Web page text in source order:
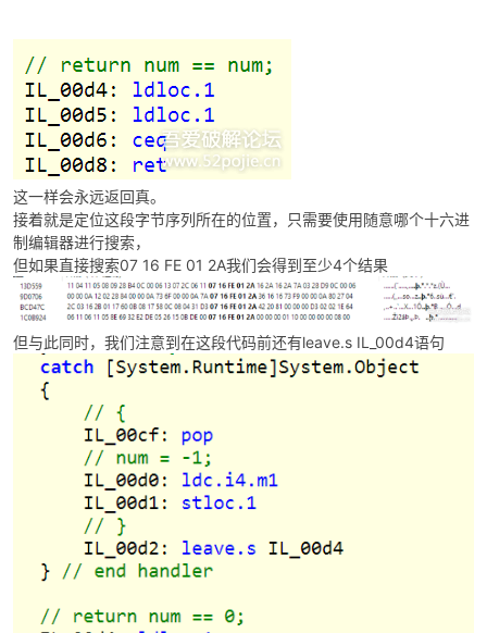
这一样会永远返回真。
接着就是定位这段字节序列所在的位置，只需要使用随意哪个十六进
制编辑器进行搜索，
但如果直接搜索07 16 FE 01 2A我们会得到至少4个结果
但与此同时，我们注意到在这段代码前还有leave.s IL_00d4语句